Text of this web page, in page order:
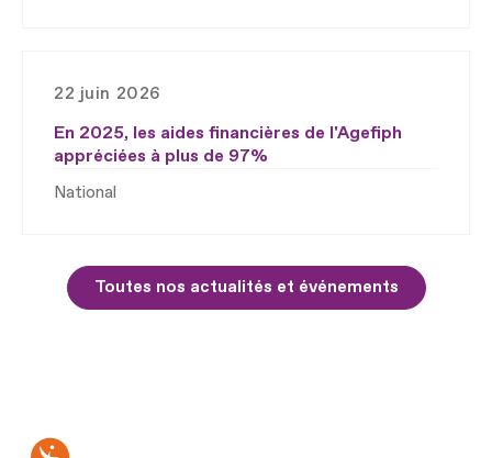
22 juin 2026
En 2025, les aides financières de l'Agefiph
appréciées à plus de 97%
National
Toutes nos actualités et événements